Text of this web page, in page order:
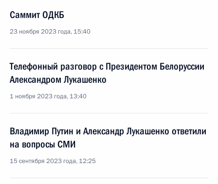
Саммит ОДКБ
23 ноября 2023 года, 15:40
Телефонный разговор с Президентом Белоруссии
Александром Лукашенко
1 ноября 2023 года, 13:40
Владимир Путин и Александр Лукашенко ответили
на вопросы СМИ
15 сентября 2023 года, 12:25